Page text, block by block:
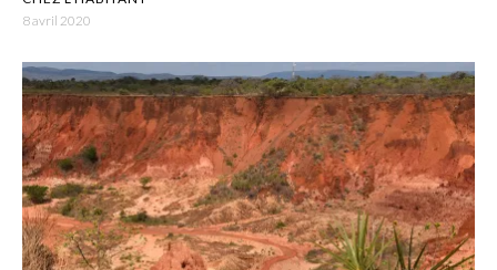
8 avril 2020